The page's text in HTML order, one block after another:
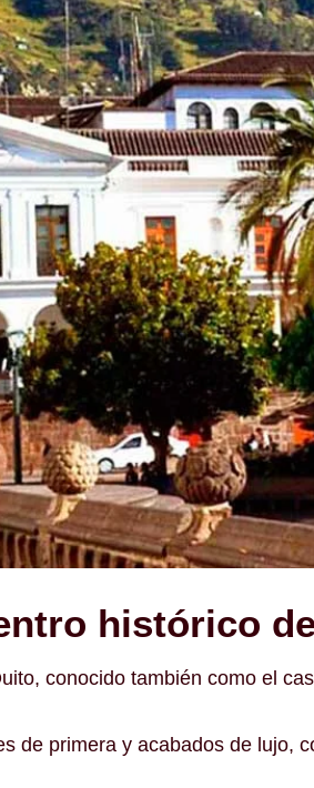
histórico
conocido también como el
de primera y acabados de lujo,